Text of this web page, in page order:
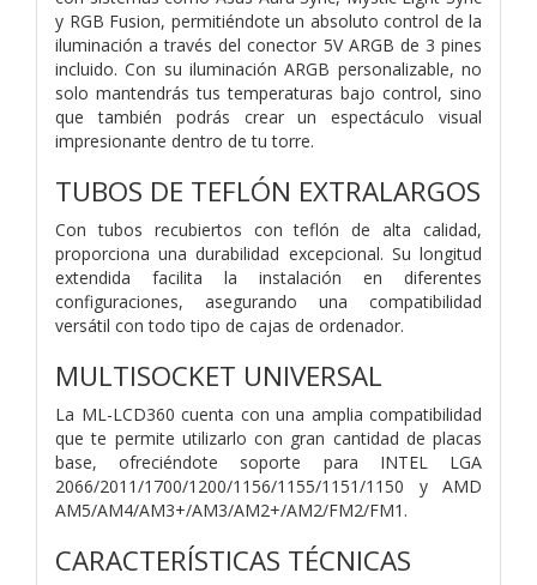
y RGB Fusion, permitiéndote un absoluto control de la
iluminación a través del conector 5V ARGB de 3 pines
incluido. Con su iluminación ARGB personalizable, no
solo mantendrás tus temperaturas bajo control, sino
que también podrás crear un espectáculo visual
impresionante dentro de tu torre.
TUBOS DE TEFLÓN EXTRALARGOS
Con tubos recubiertos con teflón de alta calidad,
proporciona una durabilidad excepcional. Su longitud
extendida facilita la instalación en diferentes
configuraciones, asegurando una compatibilidad
versátil con todo tipo de cajas de ordenador.
MULTISOCKET UNIVERSAL
La ML-LCD360 cuenta con una amplia compatibilidad
que te permite utilizarlo con gran cantidad de placas
base, ofreciéndote soporte para INTEL LGA
2066/2011/1700/1200/1156/1155/1151/1150 y AMD
AM5/AM4/AM3+/AM3/AM2+/AM2/FM2/FM1.
CARACTERÍSTICAS TÉCNICAS